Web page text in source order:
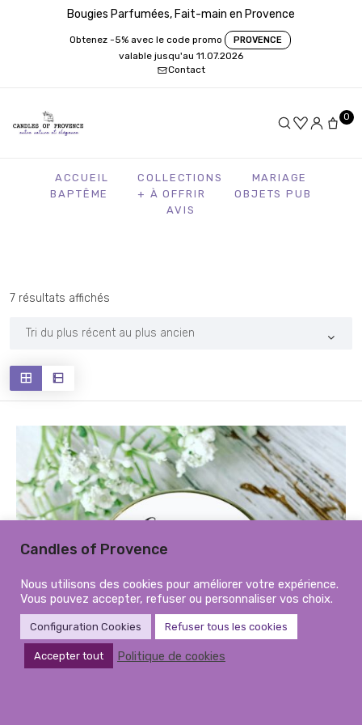
Bougies Parfumées, Fait-main en Provence
Obtenez -5% avec le code promo PROVENCE
valable jusqu'au 11.07.2026
Contact
0
ACCUEIL COLLECTIONS
MARIAGE
BAPTÊME
+ À OFFRIR
OBJETS PUB
AVIS
7 résultats affichés
plus
ancien
Candles of Provence
Nous utilisons des cookies pour améliorer votre expérience.
Vous pouvez accepter, refuser ou personnaliser vos choix.
Configuration Cookies Refuser tous les cookies
Accepter tout Politique de cookies